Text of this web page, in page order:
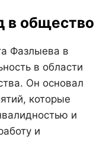
в общество
Фазлыева в
в области
Он основал
которые
и
и